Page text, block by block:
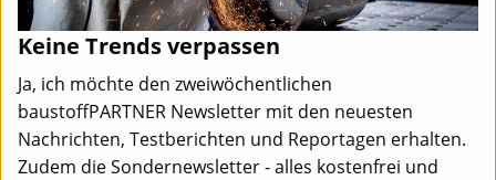
Keine Trends verpassen
Ja, ich möchte den zweiwöchentlichen
baustoffPARTNER Newsletter mit den neuesten
Nachrichten, Testberichten und Reportagen erhalten.
Zudem die Sondernewsletter - alles kostenfrei und